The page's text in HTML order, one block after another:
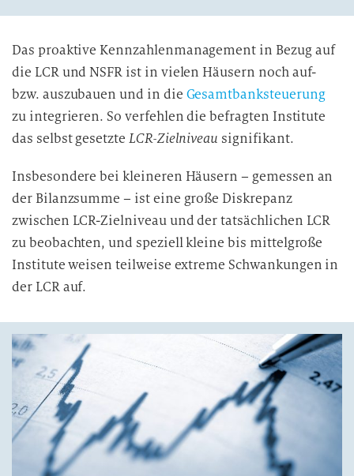
Das proaktive Kennzahlenmanagement in Bezug auf
die LCR und NSFR ist in vielen Häusern noch auf-
bzw. auszubauen und in die Gesamtbanksteuerung
zu integrieren. So verfehlen die befragten Institute
das selbst gesetzte LCR-Zielniveau signifikant.
Insbesondere bei kleineren Häusern – gemessen an
der Bilanzsumme – ist eine große Diskrepanz
zwischen LCR-Zielniveau und der tatsächlichen LCR
zu beobachten, und speziell kleine bis mittelgroße
Institute weisen teilweise extreme Schwankungen in
der LCR auf.